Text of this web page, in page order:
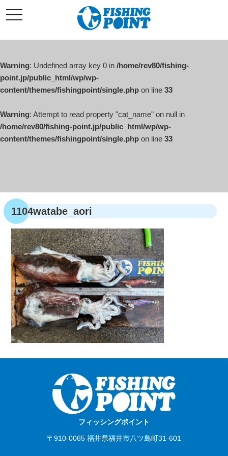
ン
ン
へ
ス
キ
プ
t
o
l
v
i
a
o
n
Warning: Undefined array key 0 in /home/rev80/fishing-
point.jp/public_html/wp/wp-
content/themes/fishingpoint/single.php on line 33
Warning: Attempt to read property "cat_name" on null in
/home/rev80/fishing-point.jp/public_html/wp/wp-
content/themes/fishingpoint/single.php on line 33
1104watabe_aori
フィッシングポイント
〒910-0065 福井県福井市八ツ島町31-601